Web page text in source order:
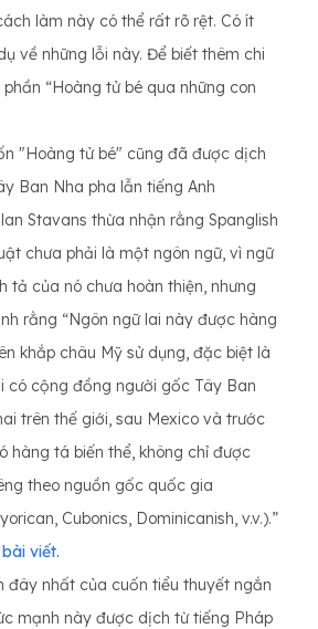
làm này có thể rất rõ rệt. Có ít
về những lỗi này. Để biết thêm chi
“Hoàng tử bé qua những con
"Hoàng tử bé" cũng đã được dịch
Ban Nha pha lẫn tiếng Anh
Stavans thừa nhận rằng Spanglish
chưa phải là một ngôn ngữ, vì ngữ
tả của nó chưa hoàn thiện, nhưng
rằng “Ngôn ngữ lai này được hàng
khắp châu Mỹ sử dụng, đặc biệt là
có cộng đồng người gốc Tây Ban
trên thế giới, sau Mexico và trước
hàng tá biến thể, không chỉ được
theo nguồn gốc quốc gia
Cubonics, Dominicanish, v.v.).”
viết.
đây nhất của cuốn tiểu thuyết ngắn
mạnh này được dịch từ tiếng Pháp